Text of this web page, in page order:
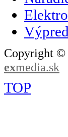
Elektro
Copyright ©
exmedia.sk
TOP